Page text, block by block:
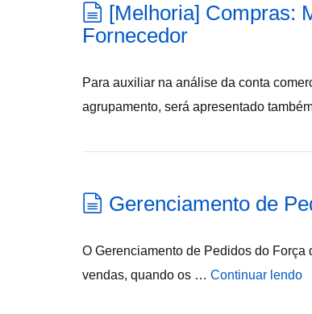
[Melhoria] Compras:
Fornecedor
Para auxiliar na análise da conta
agrupamento, será apresentado
Gerenciamento de
O Gerenciamento de Pedidos do
vendas, quando os … Continuar lendo